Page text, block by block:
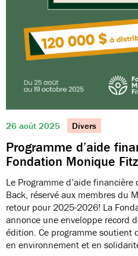
26 août 2025 Divers
Programme d’aide
Fondation Monique
Le Programme d’aide
Back, réservé aux membres du
retour pour 2025-2026! La
annonce une enveloppe record
édition. Ce programme soutient
en environnement et en